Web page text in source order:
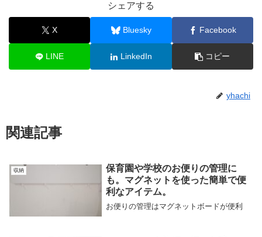
シェアする
X Bluesky Facebook
LINE LinkedIn コピー
yhachi
関連記事
収納
保育園や学校のお便りの管理に
も。マグネットを使った簡単で便
利なアイテム。
お便りの管理はマグネットボードが便利